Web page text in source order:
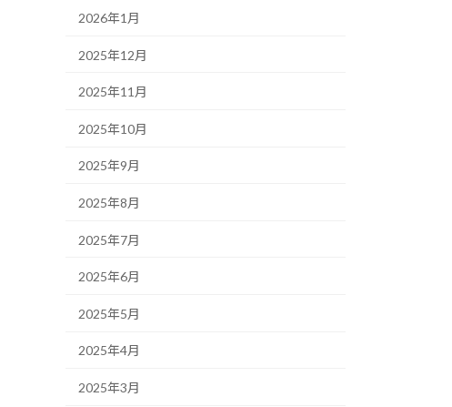
2026年1月
2025年12月
2025年11月
2025年10月
2025年9月
2025年8月
2025年7月
2025年6月
2025年5月
2025年4月
2025年3月